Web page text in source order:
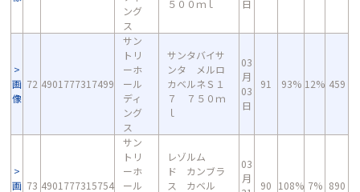
ング
ス
５００ｍｌ
日
画
像
72 4901777317499
サン
トリ
ーホ
ール
ディ
ング
ス
サンタバイサ
ンタ メルロ
カベルネＳ１
７ ７５０ｍ
ｌ
03
月
03
日
91 93% 12% 459
画 73 4901777315754
サン
トリ
ーホ
ール
レゾルム
ド カンブラ
ス カベル
03
月
90 108% 7% 890